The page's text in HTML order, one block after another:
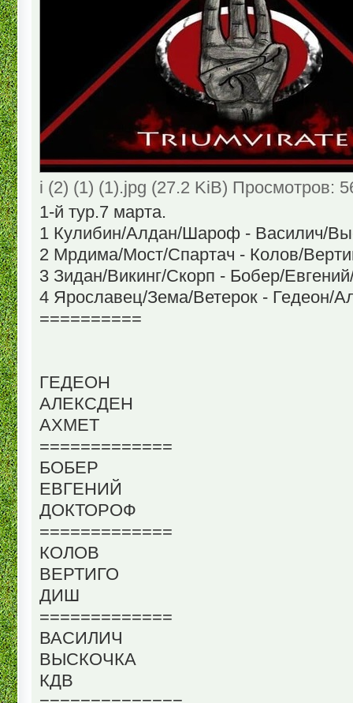
i (2) (1) (1).jpg (27.2 KiB) Просмотров:
1-й тур.7 марта.
1 Кулибин/Алдан/Шароф - Василич/
2 Мрдима/Мост/Спартач - Колов/
3 Зидан/Викинг/Скорп - Бобер/
4 Ярославец/Зема/Ветерок - Гедеон/
==========
ГЕДЕОН
АЛЕКСДЕН
АХМЕТ
=============
БОБЕР
ЕВГЕНИЙ
ДОКТОРОФ
=============
КОЛОВ
ВЕРТИГО
ДИШ
=============
ВАСИЛИЧ
ВЫСКОЧКА
КДВ